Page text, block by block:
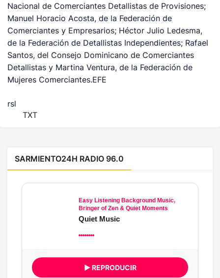
Nacional de Comerciantes Detallistas de Provisiones;
Manuel Horacio Acosta, de la Federación de
Comerciantes y Empresarios; Héctor Julio Ledesma,
de la Federación de Detallistas Independientes; Rafael
Santos, del Consejo Dominicano de Comerciantes
Detallistas y Martina Ventura, de la Federación de
Mujeres Comerciantes.EFE
rsl
TXT
SARMIENTO24H RADIO 96.0
Easy Listening Background Music,
Bringer of Zen & Quiet Moments
Quiet Music
▶ REPRODUCIR